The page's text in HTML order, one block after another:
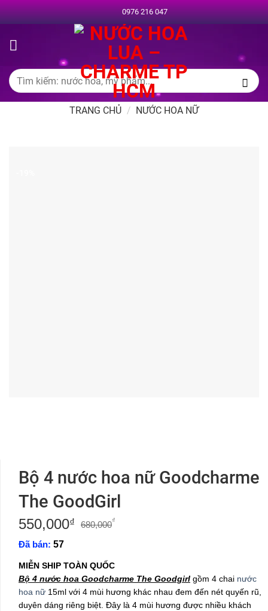
Chuyển
đến
dung
0976 216 047
Tìm
kiếm:
TRANG CHỦ / NƯỚC HOA NỮ
Bộ 4 nước hoa nữ Goodcharme
The GoodGirl
680,000₫
550,000₫
550,000₫.
Đã bán: 57
MIỄN SHIP TOÀN QUỐC
Bộ 4 nước hoa Goodcharme The Goodgirl gồm 4 chai nước
hoa nữ 15ml với 4 mùi hương khác nhau đem đến nét quyến rũ,
duyên dáng riêng biệt. Đây là 4 mùi hương được nhiều khách